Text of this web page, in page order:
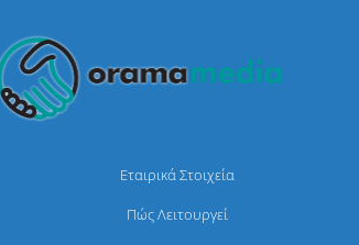
Εταιρικά Στοιχεία
Πώς Λειτουργεί